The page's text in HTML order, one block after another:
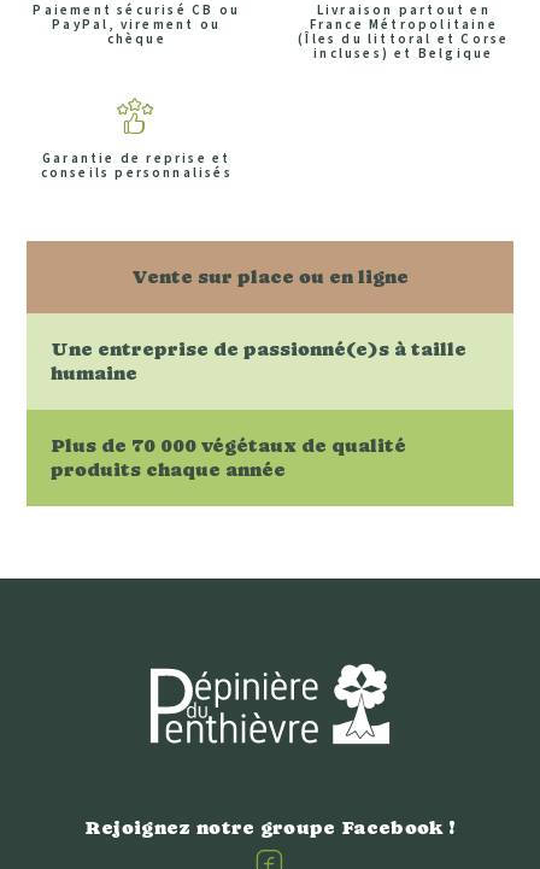
Paiement sécurisé CB ou
PayPal, virement ou
chèque
Livraison partout en
France Métropolitaine
(Îles du littoral et Corse
incluses) et Belgique
Garantie de reprise et
conseils personnalisés
Vente sur place ou en ligne
Une entreprise de passionné(e)s à taille
humaine
Plus de 70 000 végétaux de qualité
produits chaque année
Rejoignez notre groupe Facebook !
Facebook